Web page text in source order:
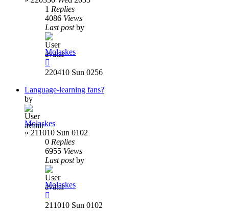
1 Replies
4086 Views
Last postby
Molaskes
220410 Sun 0256
Language-learning fans?
by
Molaskes
» 211010 Sun 0102
0 Replies
6955 Views
Last postby
Molaskes
211010 Sun 0102